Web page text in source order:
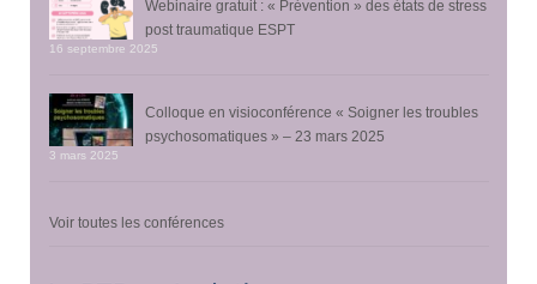
Webinaire gratuit : « Prévention » des états de stress
post traumatique ESPT
16 septembre 2025
Colloque en visioconférence « Soigner les troubles
psychosomatiques » – 23 mars 2025
3 mars 2025
Voir toutes les conférences